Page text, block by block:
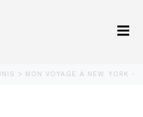
MON VOYAGE À NEW YORK -